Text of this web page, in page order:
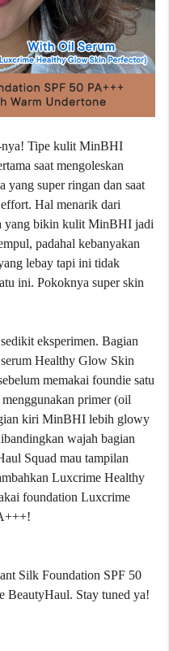
nya! Tipe kulit MinBHI
saat mengoleskan
yang super ringan dan saat
Hal menarik dari
yang bikin kulit MinBHI jadi
padahal kebanyakan
lebay tapi ini tidak
ini. Pokoknya super skin
eksperimen. Bagian
Healthy Glow Skin
memakai foundie satu
primer (oil
kiri MinBHI lebih glowy
wajah bagian
Squad mau tampilan
Luxcrime Healthy
foundation Luxcrime
Silk Foundation SPF 50
BeautyHaul. Stay tuned ya!